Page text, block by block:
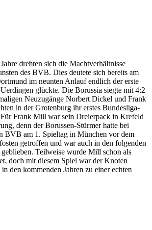
drehten sich die Machtverhältnisse
des BVB. Dies deutete sich bereits am
im neunten Anlauf endlich der erste
glückte. Die Borussia siegte mit 4:2
Neuzugänge Norbert Dickel und Frank
in der Grotenburg ihr erstes Bundesliga-
Frank Mill war sein Dreierpack in Krefeld
denn der Borussen-Stürmer hatte bei
BVB am 1. Spieltag in München vor dem
getroffen und war auch in den folgenden
Teilweise wurde Mill schon als
doch mit diesem Spiel war der Knoten
den kommenden Jahren zu einer echten